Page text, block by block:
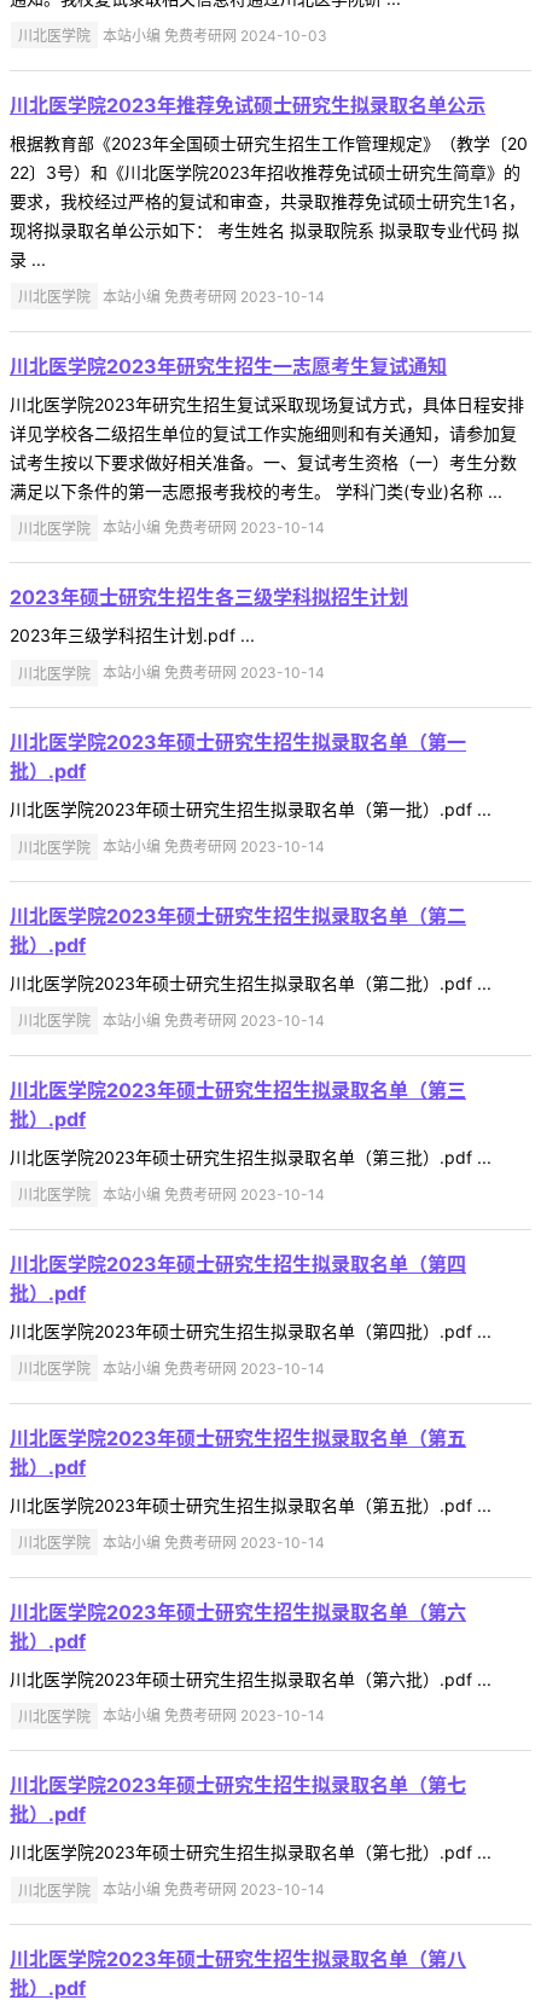
川北医学院 本站小编 免费考研网 2024-10-03
川北医学院2023年推荐免试硕士研究生拟录取名单公示
根据教育部《2023年全国硕士研究生招生工作管理规定》（教学〔20
22〕3号）和《川北医学院2023年招收推荐免试硕士研究生简章》的
要求，我校经过严格的复试和审查，共录取推荐免试硕士研究生1名，
现将拟录取名单公示如下： 考生姓名 拟录取院系 拟录取专业代码 拟
录 ...
川北医学院 本站小编 免费考研网 2023-10-14
川北医学院2023年研究生招生一志愿考生复试通知
川北医学院2023年研究生招生复试采取现场复试方式，具体日程安排
详见学校各二级招生单位的复试工作实施细则和有关通知，请参加复
试考生按以下要求做好相关准备。一、复试考生资格（一）考生分数
满足以下条件的第一志愿报考我校的考生。 学科门类(专业)名称 ...
川北医学院 本站小编 免费考研网 2023-10-14
2023年硕士研究生招生各三级学科拟招生计划
2023年三级学科招生计划.pdf ...
川北医学院 本站小编 免费考研网 2023-10-14
川北医学院2023年硕士研究生招生拟录取名单（第一
批）.pdf
川北医学院2023年硕士研究生招生拟录取名单（第一批）.pdf ...
川北医学院 本站小编 免费考研网 2023-10-14
川北医学院2023年硕士研究生招生拟录取名单（第二
批）.pdf
川北医学院2023年硕士研究生招生拟录取名单（第二批）.pdf ...
川北医学院 本站小编 免费考研网 2023-10-14
川北医学院2023年硕士研究生招生拟录取名单（第三
批）.pdf
川北医学院2023年硕士研究生招生拟录取名单（第三批）.pdf ...
川北医学院 本站小编 免费考研网 2023-10-14
川北医学院2023年硕士研究生招生拟录取名单（第四
批）.pdf
川北医学院2023年硕士研究生招生拟录取名单（第四批）.pdf ...
川北医学院 本站小编 免费考研网 2023-10-14
川北医学院2023年硕士研究生招生拟录取名单（第五
批）.pdf
川北医学院2023年硕士研究生招生拟录取名单（第五批）.pdf ...
川北医学院 本站小编 免费考研网 2023-10-14
川北医学院2023年硕士研究生招生拟录取名单（第六
批）.pdf
川北医学院2023年硕士研究生招生拟录取名单（第六批）.pdf ...
川北医学院 本站小编 免费考研网 2023-10-14
川北医学院2023年硕士研究生招生拟录取名单（第七
批）.pdf
川北医学院2023年硕士研究生招生拟录取名单（第七批）.pdf ...
川北医学院 本站小编 免费考研网 2023-10-14
川北医学院2023年硕士研究生招生拟录取名单（第八
批）.pdf